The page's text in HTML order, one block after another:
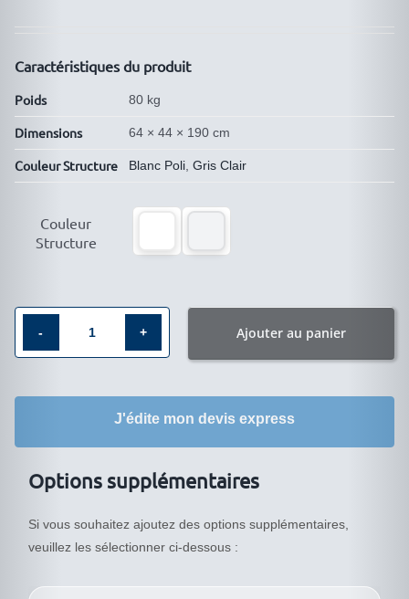
Caractéristiques du produit
Poids 80 kg
Dimensions 64 × 44 × 190 cm
Couleur Structure Blanc Poli, Gris Clair
Couleur
Structure
Vitrine
cylindrique
diametre
203/RFVA
Ajouter au panier
J'édite mon devis express
Options supplémentaires
Si vous souhaitez ajoutez des options supplémentaires,
veuillez les sélectionner ci-dessous :